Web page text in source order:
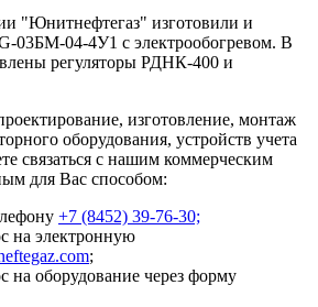
"Юнитнефтегаз" изготовили и
03БМ-04-4У1 с электрообогревом. В
регуляторы РДНК-400 и
изготовление, монтаж
оборудования, устройств учета
связаться с нашим коммерческим
для Вас способом:
+7 (8452) 39-76-30;
на электронную
;
на оборудование через форму